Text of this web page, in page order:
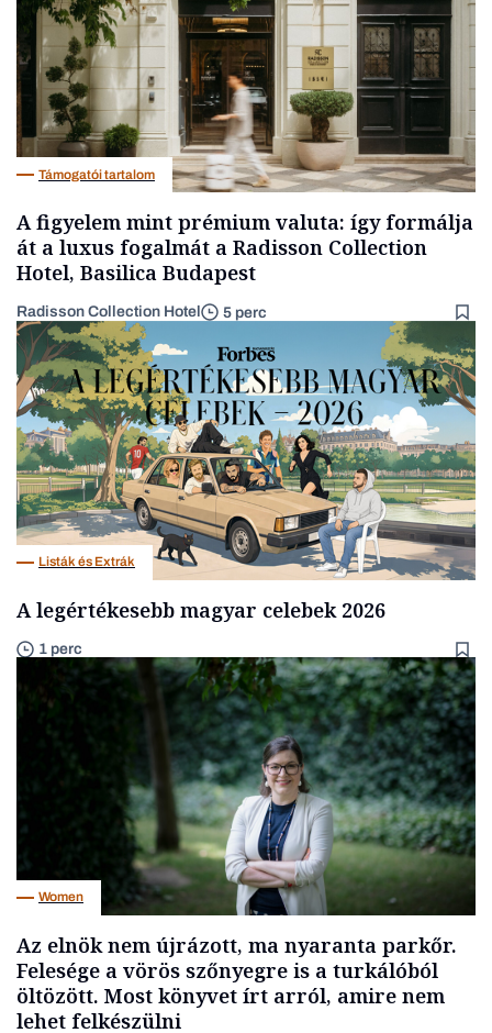
Támogatói tartalom
A figyelem mint prémium valuta: így formálja
át a luxus fogalmát a Radisson Collection
Hotel, Basilica Budapest
Radisson Collection Hotel 5 perc
Listák és Extrák
A legértékesebb magyar celebek 2026
1 perc
Women
Az elnök nem újrázott, ma nyaranta parkőr.
Felesége a vörös szőnyegre is a turkálóból
öltözött. Most könyvet írt arról, amire nem
lehet felkészülni